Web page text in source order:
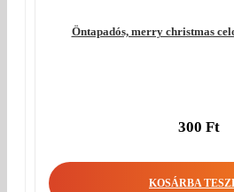
Öntapadós, merry christmas
300 Ft
KOSÁRBA